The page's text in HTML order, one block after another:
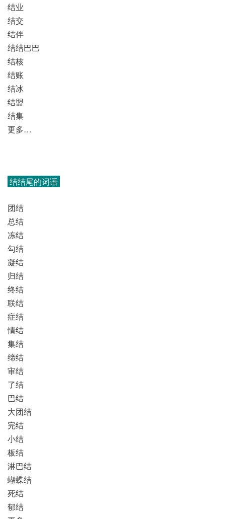
结业
结交
结伴
结结巴巴
结核
结账
结冰
结盟
结集
更多…
结结尾的词语
团结
总结
冻结
勾结
凝结
归结
终结
联结
症结
情结
集结
缔结
审结
了结
巴结
大团结
完结
小结
板结
淋巴结
蝴蝶结
死结
郁结